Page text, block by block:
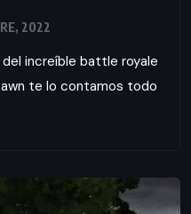
2022
increíble battle royale
te lo contamos todo